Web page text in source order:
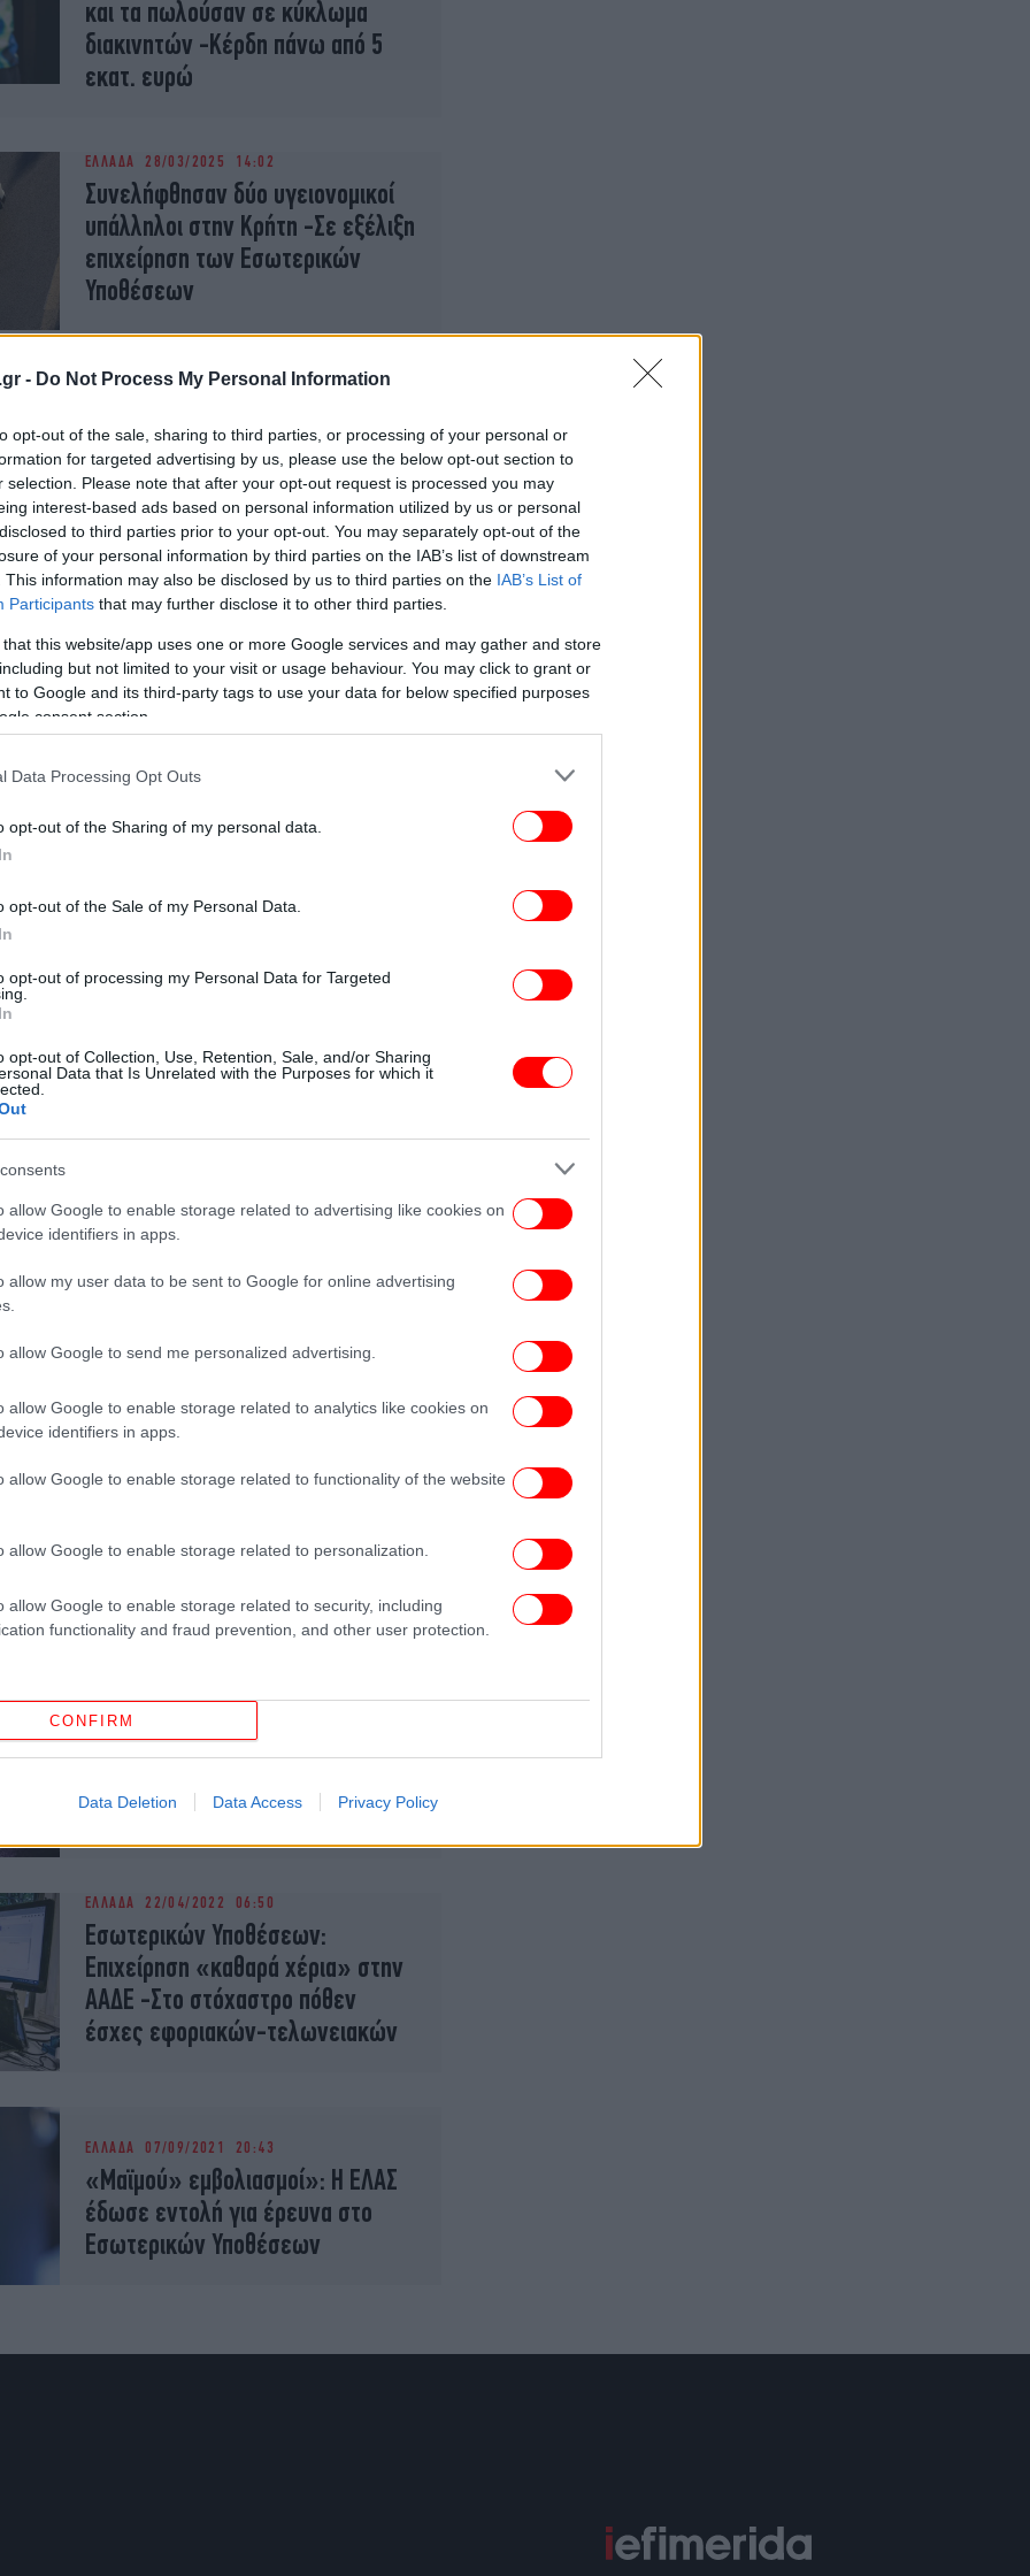
- Do Not Process My Personal Information
opt-out of the sale, sharing to third parties, or processing of your personal or
for targeted advertising by us, please use the below opt-out section to
selection. Please note that after your opt-out request is processed you may
interest-based ads based on personal information utilized by us or personal
to third parties prior to your opt-out. You may separately opt-out of the
of your personal information by third parties on the IAB’s list of downstream
This information may also be disclosed by us to third parties on the IAB’s List of
Participants that may further disclose it to other third parties.
that this website/app uses one or more Google services and may gather and store
but not limited to your visit or usage behaviour. You may click to grant or
to Google and its third-party tags to use your data for below specified purposes
consent section.
Data Processing Opt Outs
opt-out of the Sharing of my personal data.
opt-out of the Sale of my Personal Data.
opt-out of processing my Personal Data for Targeted
opt-out of Collection, Use, Retention, Sale, and/or Sharing
Data that Is Unrelated with the Purposes for which it
allow Google to enable storage related to advertising like cookies on
identifiers in apps.
allow my user data to be sent to Google for online advertising
allow Google to send me personalized advertising.
allow Google to enable storage related to analytics like cookies on
identifiers in apps.
allow Google to enable storage related to functionality of the website
allow Google to enable storage related to personalization.
allow Google to enable storage related to security, including
functionality and fraud prevention, and other user protection.
CONFIRM
Data Deletion Data Access Privacy Policy
και τα πωλούσαν σε κύκλωμα
διακινητών -Κέρδη πάνω από 5
εκατ. ευρώ
ΕΛΛΑΔΑ 28/03/2025 14:02
Συνελήφθησαν δύο υγειονομικοί
υπάλληλοι στην Κρήτη -Σε εξέλιξη
επιχείρηση των Εσωτερικών
Υποθέσεων
Συνελήφθη 69χρονος σε βάρος
του οποίου εκκρεμούσαν
καταδικαστικές αποφάσεις
ΠΟΛΙΤΙΚΗ 02/09/2023 20:22
Οι 7 υποθέσεις με διαφθαρμένους
αστυνομικούς που εξιχνιάστηκαν
σε δύο μήνες -«Μηδενική ανοχή»
λέει ο Οικονόμου
Οι Εσωτερικές Υποθέσεις της
για συμμετοχή σε διακίνηση
Μύκονος: «Ερχόμαστε για
που προειδοποιούσε εργολάβους
ΕΛΛΑΔΑ 26/01/2023 09:12
αναλαμβάνουν Γενικός
και διοικητής στο Εσωτερικών
ΕΛΛΑΔΑ 03/10/2022 21:55
«αδιάφθορων» αστυνομικός που
πουλούσε όπλα σε ιδιώτες
Οι «αδιάφθοροι» της ΕΛΑΣ έκαναν
έφοδο σε σπίτι διοικητή
αστυνομικού τμήματος, σε
δημοφιλές νησί των Κυκλάδων
ΕΛΛΑΔΑ 22/04/2022 06:50
Εσωτερικών Υποθέσεων:
Επιχείρηση «καθαρά χέρια» στην
ΑΑΔΕ -Στο στόχαστρο πόθεν
έσχες εφοριακών-τελωνειακών
ΕΛΛΑΔΑ 07/09/2021 20:43
«Μαϊμού» εμβολιασμοί»: Η ΕΛΑΣ
έδωσε εντολή για έρευνα στο
Εσωτερικών Υποθέσεων